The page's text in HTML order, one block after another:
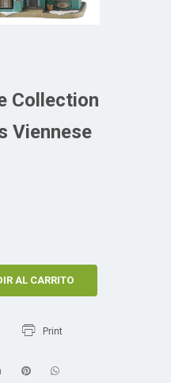
Collection
Viennese
AL CARRITO
Print